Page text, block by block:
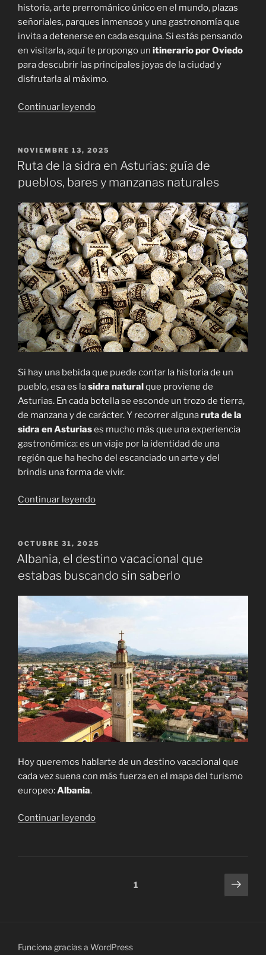
historia, arte prerrománico único en el mundo, plazas
señoriales, parques inmensos y una gastronomía que
invita a detenerse en cada esquina. Si estás pensando
en visitarla, aquí te propongo un itinerario por Oviedo
para descubrir las principales joyas de la ciudad y
disfrutarla al máximo.
Continuar leyendo«Itinerario
Capital
del
Principado
de
Asturias»
PUBLICADO
EL
NOVIEMBRE 13, 2025
Ruta de la sidra en Asturias: guía de
pueblos, bares y manzanas naturales
Si hay una bebida que puede contar la historia de un
pueblo, esa es lasidra naturalque proviene de
Asturias. En cada botella se esconde un trozo de tierra,
de manzana y de carácter. Y recorrer algunaruta de la
sidra en Asturiases mucho más que una experiencia
gastronómica: es un viaje por la identidad de una
región que ha hecho del escanciado un arte y del
brindis una forma de vivir.
Continuar leyendo«Ruta
sidra
en
Asturias:
de
y
manzanas
naturales»
PUBLICADO
EL
OCTUBRE 31, 2025
Albania, el destino vacacional que
estabas buscando sin saberlo
Hoy queremos hablarte de un destino vacacional que
cada vez suena con más fuerza en el mapa del turismo
europeo:Albania.
Continuar leyendo«Albania,
Página1
Funciona gracias a WordPress